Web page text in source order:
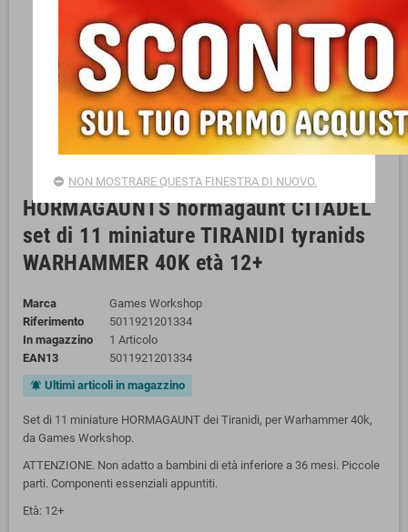
HORMAGAUNTS hormagaunt CITADEL
set di 11 miniature TIRANIDI tyranids
WARHAMMER 40K età 12+
Marca
Games Workshop
Riferimento
5011921201334
In magazzino
1 Articolo
EAN13
5011921201334
notifications_active Ultimi articoli in magazzino
Set di 11 miniature HORMAGAUNT dei Tiranidi, per Warhammer 40k,
da Games Workshop.
ATTENZIONE. Non adatto a bambini di età inferiore a 36 mesi. Piccole
parti. Componenti essenziali appuntiti.
Età: 12+
NON MOSTRARE QUESTA FINESTRA DI NUOVO.